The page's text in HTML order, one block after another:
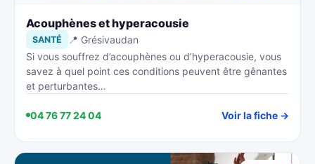
Acouphènes et hyperacousie
SANTÉ
📍 Grésivaudan
Si vous souffrez d’acouphènes ou d’hyperacousie, vous
savez à quel point ces conditions peuvent être gênantes
et perturbantes…
04 76 77 24 04 Voir la fiche →